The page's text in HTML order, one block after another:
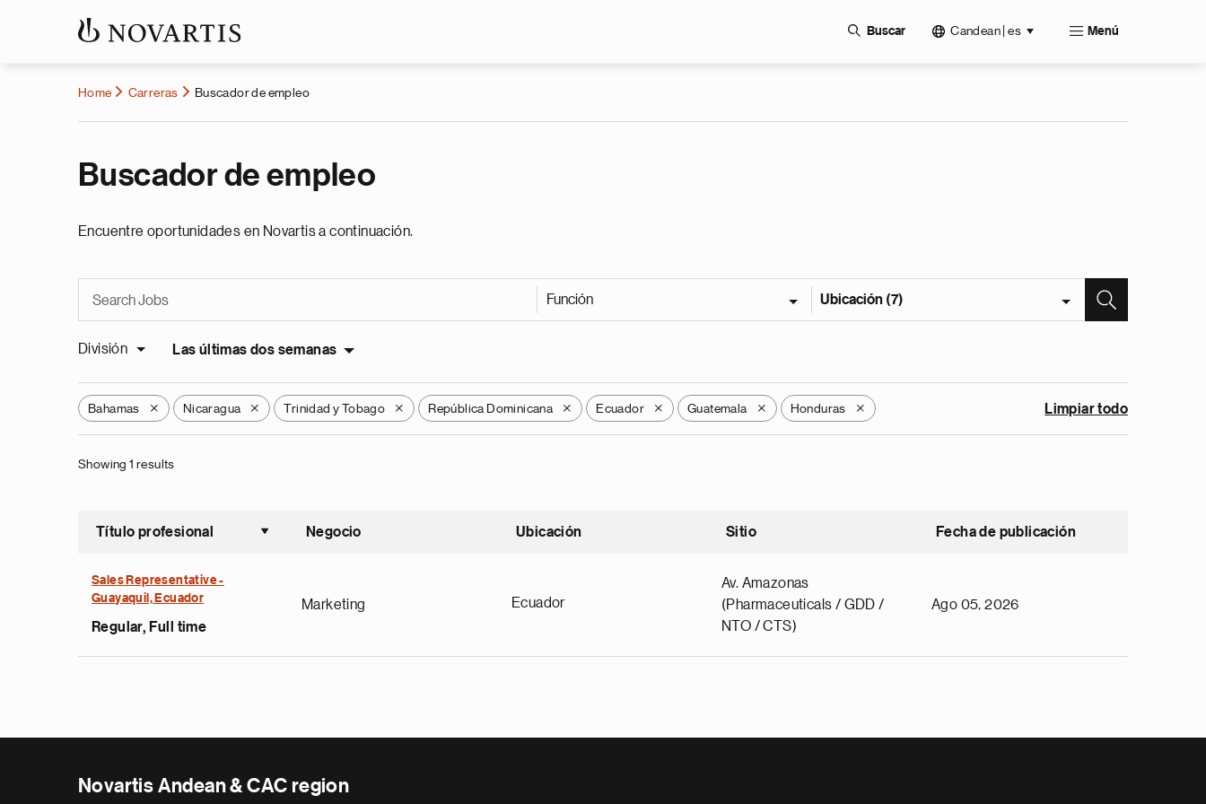
Buscar Candean | es Menú
Home Carreras Buscador de empleo
Buscador de empleo
Encuentre oportunidades en Novartis a continuación.
Función Ubicación (7)
División Las últimas dos semanas
Bahamas X Nicaragua X Trinidad y Tobago X República Dominicana X Ecuador X Guatemala X Honduras X Limpiar todo
Showing 1 results
Título profesional
Ordenar ascendente
Negocio Ubicación Sitio Fecha de publicación
Sales Representative -
Guayaquil, Ecuador
Regular, Full time
Marketing Ecuador
Av. Amazonas
(Pharmaceuticals / GDD /
NTO / CTS)
Ago 05, 2026
Novartis Andean & CAC region